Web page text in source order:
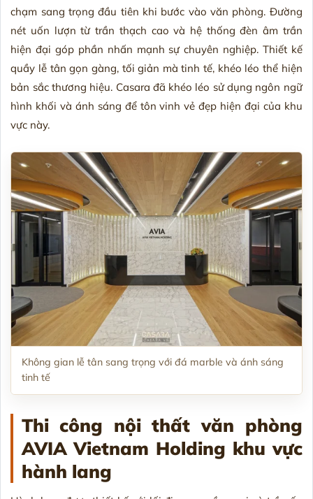
chạm sang trọng đầu tiên khi bước vào văn phòng. Đường
nét uốn lượn từ trần thạch cao và hệ thống đèn âm trần
hiện đại góp phần nhấn mạnh sự chuyên nghiệp. Thiết kế
quầy lễ tân gọn gàng, tối giản mà tinh tế, khéo léo thể hiện
bản sắc thương hiệu. Casara đã khéo léo sử dụng ngôn ngữ
hình khối và ánh sáng để tôn vinh vẻ đẹp hiện đại của khu
vực này.
Không gian lễ tân sang trọng với đá marble và ánh sáng
tinh tế
Thi công nội thất văn phòng
AVIA Vietnam Holding khu vực
hành lang